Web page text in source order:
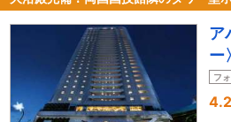
ア
ー〉
フ
4.2